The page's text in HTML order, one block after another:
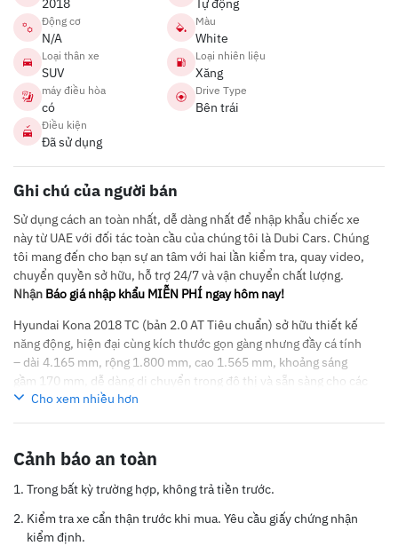
2018 Tự động
Động cơ
N/A
Màu
White
Loại thân xe
SUV
Loại nhiên liệu
Xăng
máy điều hòa
có
Drive Type
Bên trái
Điều kiện
Đã sử dụng
Ghi chú của người bán
Sử dụng cách an toàn nhất, dễ dàng nhất để nhập khẩu chiếc xe
này từ UAE với đối tác toàn cầu của chúng tôi là Dubi Cars. Chúng
tôi mang đến cho bạn sự an tâm với hai lần kiểm tra, quay video,
chuyển quyền sở hữu, hỗ trợ 24/7 và vận chuyển chất lượng.
Nhận Báo giá nhập khẩu MIỄN PHÍ ngay hôm nay!
Hyundai Kona 2018 TC (bản 2.0 AT Tiêu chuẩn) sở hữu thiết kế
năng động, hiện đại cùng kích thước gọn gàng nhưng đầy cá tính
– dài 4.165 mm, rộng 1.800 mm, cao 1.565 mm, khoảng sáng
gầm 170 mm, dễ dàng di chuyển trong đô thị và sẵn sàng cho các
hành trình dài. Xe trang bị động cơ xăng Nu 2.0 MPI công suất
chuyển hằng ngày. Nội thất tinh tế, tiện nghi với hệ thống an toàn
dốc, 6 túi khí, đồng thời có thêm các trang bị hữu ích như cảnh
báo điểm mù, cảm biến áp suất lốp, sạc không dây và cụm đèn
LED hiện đại giúp nâng cao trải nghiệm người dùng.
Cho xem nhiều hơn
Cảnh báo an toàn
Trong bất kỳ trường hợp, không trả tiền trước.
Kiểm tra xe cẩn thận trước khi mua. Yêu cầu giấy chứng nhận
kiểm định.